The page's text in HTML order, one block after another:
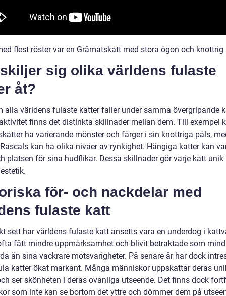
flest röster var en Gråmatskatt med stora ögon och knottrig
sig olika världens fulaste
åt?
alla världens fulaste katter faller under samma övergripande
finns det distinkta skillnader mellan dem. Till exempel
ha varierande mönster och färger i sin knottriga päls,
kan ha olika nivåer av rynkighet. Hängiga katter kan
platsen för sina hudflikar. Dessa skillnader gör varje katt unik
för- och nackdelar med
fulaste katt
sett har världens fulaste katt ansetts vara en underdog i
fått mindre uppmärksamhet och blivit betraktade som
än sina vackrare motsvarigheter. På senare år har dock
katter ökat markant. Många människor uppskattar deras
ser skönheten i deras ovanliga utseende. Det finns dock
som inte kan se bortom det yttre och dömmer dem på